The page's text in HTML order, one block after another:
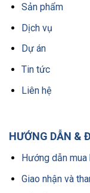
Sản phẩm
Dịch vụ
Dự án
Tin tức
Liên hệ
HƯỚNG DẪN &
Hướng dẫn mua
Giao nhận và